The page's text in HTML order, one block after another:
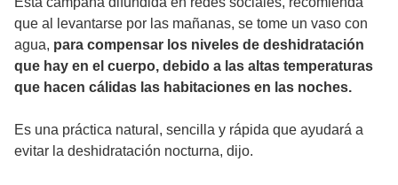
que al levantarse por las mañanas, se tome un vaso con
agua, para compensar los niveles de deshidratación
que hay en el cuerpo, debido a las altas temperaturas
que hacen cálidas las habitaciones en las noches.
Es una práctica natural, sencilla y rápida que ayudará a
evitar la deshidratación nocturna, dijo.